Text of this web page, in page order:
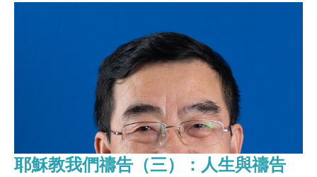
耶穌教我們禱告（三）：人生與禱告